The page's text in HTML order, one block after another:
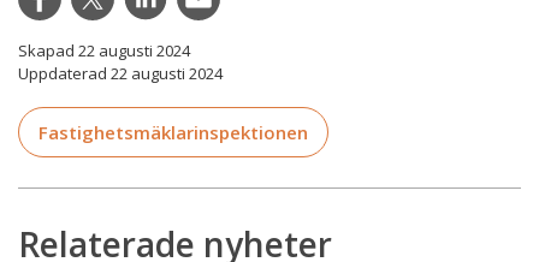
Skapad 22 augusti 2024
Uppdaterad 22 augusti 2024
Fastighetsmäklarinspektionen
Relaterade nyheter